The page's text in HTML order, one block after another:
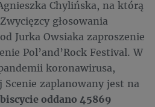
Chylińska, na którą
głosowania
Jurka Owsiaka zaproszenie
Pol’and’Rock Festival. W
koronawirusa,
zaplanowany jest na
oddano 45869